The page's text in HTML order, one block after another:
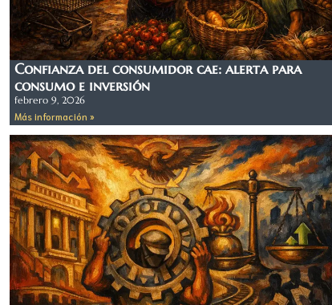
Confianza del consumidor cae: alerta para
consumo e inversión
febrero 9, 2026
Más información »